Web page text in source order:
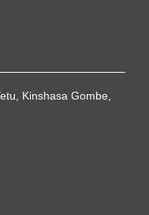
Kinshasa Gombe,